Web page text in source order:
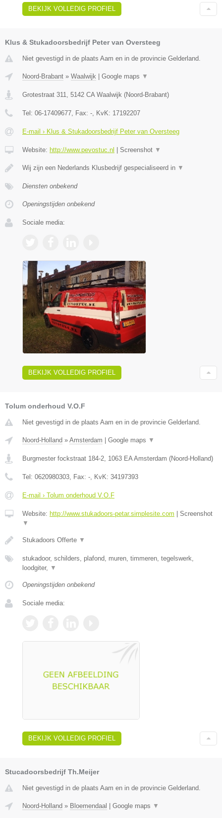
BEKIJK VOLLEDIG PROFIEL
Klus & Stukadoorsbedrijf Peter van Oversteeg
Niet gevestigd in de plaats Aam en in de provincie Gelderland.
Noord-Brabant » Waalwijk Google maps ▼
Grotestraat 311, 5142 CA Waalwijk (Noord-Brabant)
Tel: 06-17409677, Fax: -, KvK: 17192207
E-mail › Klus & Stukadoorsbedrijf Peter van Oversteeg
Website: http://www.pevostuc.nl Screenshot ▼
Wij zijn een Nederlands Klusbedrijf gespecialiseerd in ▼
Diensten onbekend
Openingstijden onbekend
Sociale media:
BEKIJK VOLLEDIG PROFIEL
Tolum onderhoud V.O.F
Niet gevestigd in de plaats Aam en in de provincie Gelderland.
Noord-Holland » Amsterdam | Google maps ▼
Burgmester fockstraat 184-2 1063 EA Amsterdam (Noord-Holland)
Tel: 0620980303 , Fax: - , KvK: 34197393
E-mail › Tolum onderhoud V.O.F
Website: http://www.stukadoors-petar.simplesite.com | Screenshot
▼
Stukadoors Offerte ▼
stukadoor, schilders, plafond, muren, timmeren, tegelswerk,
loodgiter,
▼
Openingstijden onbekend
Sociale media:
BEKIJK VOLLEDIG PROFIEL
Stucadoorsbedrijf Th.Meijer
Niet gevestigd in de plaats Aam en in de provincie Gelderland.
Noord-Holland » Bloemendaal Google maps ▼